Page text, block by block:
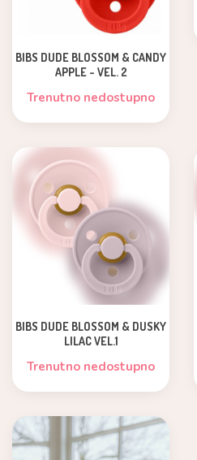
BIBS DUDE BLOSSOM & CANDY
APPLE - VEL. 2
Trenutno nedostupno
BIBS DUDE BLOSSOM & DUSKY
LILAC VEL.1
Trenutno nedostupno